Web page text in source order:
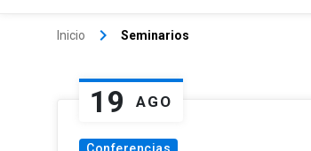
Inicio keyboard_arrow_right Seminarios
19 AGO